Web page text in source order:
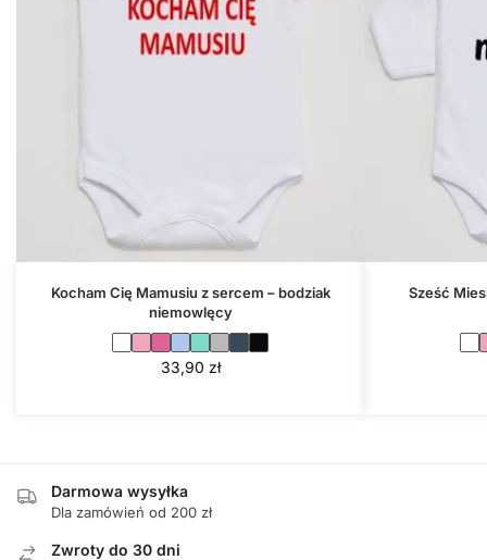
Kocham Cię Mamusiu z sercem – bodziak
niemowlęcy
33,90 zł
Sześć
Darmowa wysyłka
Dla zamówień od 200 zł
Zwroty do 30 dni